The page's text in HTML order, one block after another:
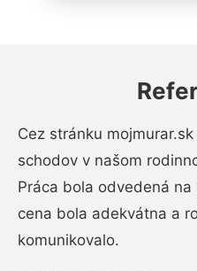
Cez stránku
schodov v našom
Práca bola odvedená
cena bola adekvátna a
komunikovalo.